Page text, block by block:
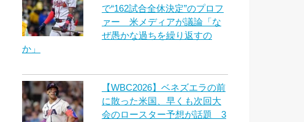
で“162試合全休決定”のプロフ
ァー 米メディアが議論「な
ぜ愚かな過ちを繰り返すの
か」
【WBC2026】ベネズエラの前
に散った米国、早くも次回大
会のロースター予想が話題 3